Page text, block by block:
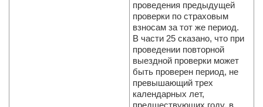
проведения предыдущей
проверки по страховым
взносам за тот же период.
В части 25 сказано, что при
проведении повторной
выездной проверки может
быть проверен период, не
превышающий трех
календарных лет,